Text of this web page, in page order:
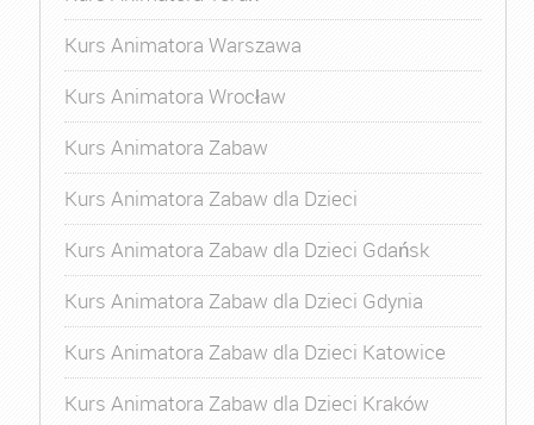
Kurs Animatora Warszawa
Kurs Animatora Wrocław
Kurs Animatora Zabaw
Kurs Animatora Zabaw dla Dzieci
Kurs Animatora Zabaw dla Dzieci Gdańsk
Kurs Animatora Zabaw dla Dzieci Gdynia
Kurs Animatora Zabaw dla Dzieci Katowice
Kurs Animatora Zabaw dla Dzieci Kraków